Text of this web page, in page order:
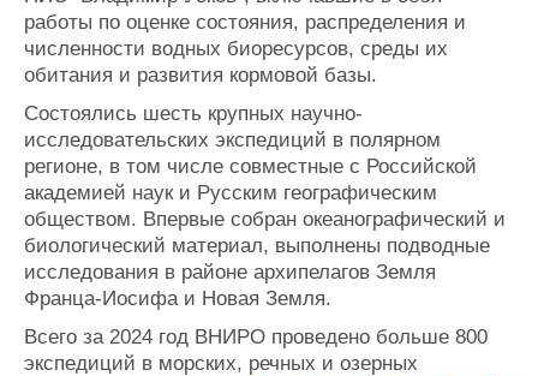
работы по оценке состояния, распределения и
численности водных биоресурсов, среды их
обитания и развития кормовой базы.
Состоялись шесть крупных научно-
исследовательских экспедиций в полярном
регионе, в том числе совместные с Российской
академией наук и Русским географическим
обществом. Впервые собран океанографический и
биологический материал, выполнены подводные
исследования в районе архипелагов Земля
Франца-Иосифа и Новая Земля.
Всего за 2024 год ВНИРО проведено больше 800
экспедиций в морских, речных и озерных